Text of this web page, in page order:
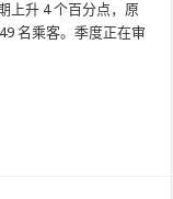
上升 4 个百分点，原
名乘客。季度正在审